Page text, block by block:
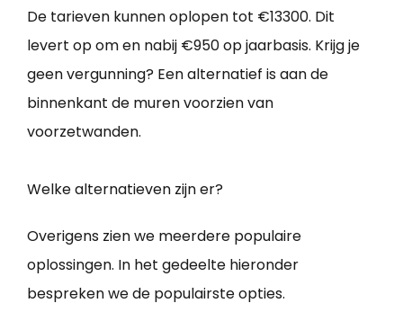
De tarieven kunnen oplopen tot €13300. Dit
levert op om en nabij €950 op jaarbasis. Krijg je
geen vergunning? Een alternatief is aan de
binnenkant de muren voorzien van
voorzetwanden.
Welke alternatieven zijn er?
Overigens zien we meerdere populaire
oplossingen. In het gedeelte hieronder
bespreken we de populairste opties.